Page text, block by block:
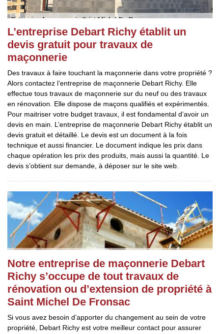
L’entreprise Debart Richy établit un
devis gratuit pour travaux de
maçonnerie
Des travaux à faire touchant la maçonnerie dans votre propriété ?
Alors contactez l’entreprise de maçonnerie Debart Richy. Elle
effectue tous travaux de maçonnerie sur du neuf ou des travaux
en rénovation. Elle dispose de maçons qualifiés et expérimentés.
Pour maitriser votre budget travaux, il est fondamental d’avoir un
devis en main. L’entreprise de maçonnerie Debart Richy établit un
devis gratuit et détaillé. Le devis est un document à la fois
technique et aussi financier. Le document indique les prix dans
chaque opération les prix des produits, mais aussi la quantité. Le
devis s’obtient sur demande, à déposer sur le site web.
Notre entreprise de maçonnerie Debart
Richy s’occupe de tout travaux de
rénovation ou d’extension de propriété à
Saint Michel De Fronsac
Si vous avez besoin d’apporter du changement au sein de votre
propriété, Debart Richy est votre meilleur contact pour assurer